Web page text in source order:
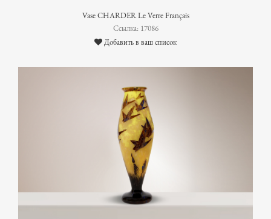
Vase CHARDER Le Verre Français
Ссылка: 17086
Добавить в ваш список